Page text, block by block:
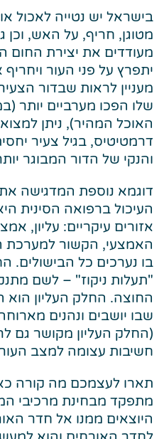
בישראל יש נטייה לאכול
מטוגן, חריף, על האש, וכן
מעודדים את יצירת החום
יתפרץ על פני העור
מעניין לראות שבדור
שלו הפכו מערביים יותר
האוכל המהיר), ניתן
דרמטיטיס, בגיל צעיר
והנקי של הדור המבוגר
דוגמא נוספת המדגישה
העיכול ברפואה הסינית
אזורים עיקריים: עליון,
האמצעי, הקשור למערכת
בו נערכים כל הבישולים.
"תעלות ניקוז" – לשם
החוצה. החלק העליון הוא
שבו יושבים ונהנים
(החלק העליון מקושר גם
חשיבות עצומה למצב
תארו לעצמכם מה קורה
מתפקד מבחינת מרכיבי
היוצאים ממנו אל חדר